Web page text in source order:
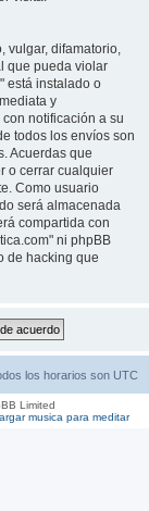
vulgar, difamatorio,
que pueda violar
está instalado o
y
notificación a su
todos los envíos son
Acuerdas que
o cerrar cualquier
Como usuario
será almacenada
compartida con
ni phpBB
de hacking que
los horarios son UTC
Limited
musica para meditar